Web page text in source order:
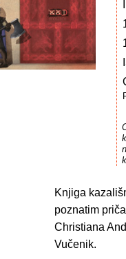
Knjiga
poznatim
Christiana
Vučenik.